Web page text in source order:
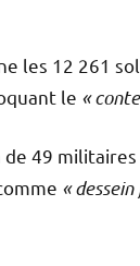
les 12 261
le «
49 militaires
«